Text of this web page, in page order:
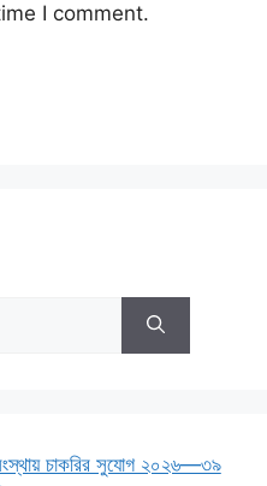
I comment.
চাকরির সুযোগ ২০২৬—৩৯